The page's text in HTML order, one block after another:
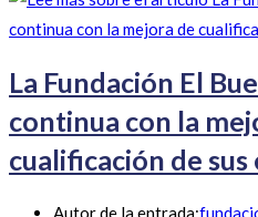
La Fundación El
continua con la
cualificación de sus
Autor de la entrada: